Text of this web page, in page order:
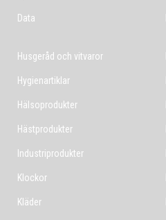
Data
Husgeråd och vitvaror
Hygienartiklar
Hälsoprodukter
Hästprodukter
Industriprodukter
Klockor
Kläder